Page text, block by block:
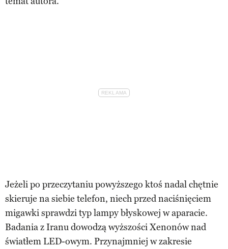
Jeżeli po przeczytaniu powyższego ktoś nadal chętnie
skieruje na siebie telefon, niech przed naciśnięciem
migawki sprawdzi typ lampy błyskowej w aparacie.
Badania z Iranu dowodzą wyższości Xenonów nad
światłem LED-owym. Przynajmniej w zakresie